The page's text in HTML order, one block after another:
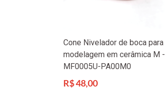
Cone Nivelador de boca para
modelagem em cerâmica M -
MF0005U-PA00M0
Preço
R$ 48,00